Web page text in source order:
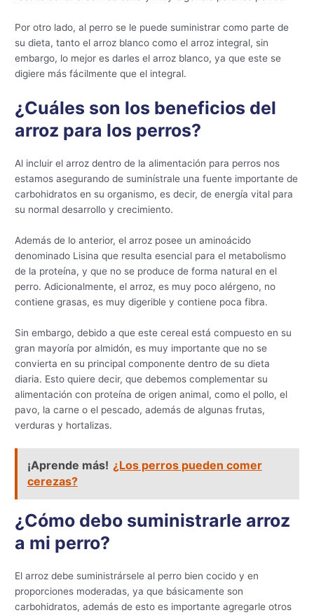
Por otro lado, al perro se le puede suministrar como parte de
su dieta, tanto el arroz blanco como el arroz integral, sin
embargo, lo mejor es darles el arroz blanco, ya que este se
digiere más fácilmente que el integral.
¿Cuáles son los beneficios del
arroz para los perros?
Al incluir el arroz dentro de la alimentación para perros nos
estamos asegurando de suminístrale una fuente importante de
carbohidratos en su organismo, es decir, de energía vital para
su normal desarrollo y crecimiento.
Además de lo anterior, el arroz posee un aminoácido
denominado Lisina que resulta esencial para el metabolismo
de la proteína, y que no se produce de forma natural en el
perro. Adicionalmente, el arroz, es muy poco alérgeno, no
contiene grasas, es muy digerible y contiene poca fibra.
Sin embargo, debido a que este cereal está compuesto en su
gran mayoría por almidón, es muy importante que no se
convierta en su principal componente dentro de su dieta
diaria. Esto quiere decir, que debemos complementar su
alimentación con proteína de origen animal, como el pollo, el
pavo, la carne o el pescado, además de algunas frutas,
verduras y hortalizas.
¡Aprende más! ¿Los perros pueden comer
cerezas?
¿Cómo debo suministrarle arroz
a mi perro?
El arroz debe suministrársele al perro bien cocido y en
proporciones moderadas, ya que básicamente son
carbohidratos, además de esto es importante agregarle otros